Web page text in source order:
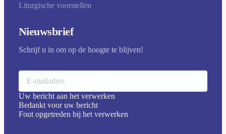
Liturgische voorstellen
Nieuwsbrief
Schrijf u in om op de hoogte te blijven!
Uw bericht aan het verwerken
Bedankt voor uw bericht
Fout opgetreden bij het verwerken